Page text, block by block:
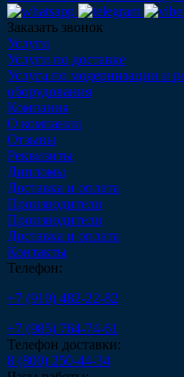
Заказать звонок
Услуги
Услуги по доставке
Услуга по модернизации и
оборудования
Компания
О компании
Отзывы
Реквизиты
Дипломы
Доставка и оплата
Производители
Производители
Доставка и оплата
Контакты
Телефон:
+7 (910) 482-22-82
+7 (985) 764-74-61
Телефон доставки:
8 (800) 250-44-34